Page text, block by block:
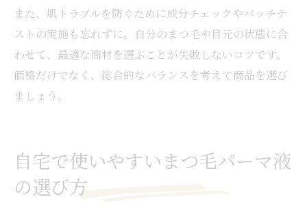
また、肌トラブルを防ぐために成分チェックやパッチテ
ストの実施も忘れずに。自分のまつ毛や目元の状態に合
わせて、最適な商材を選ぶことが失敗しないコツです。
価格だけでなく、総合的なバランスを考えて商品を選び
ましょう。
自宅で使いやすいまつ毛パーマ液
の選び方